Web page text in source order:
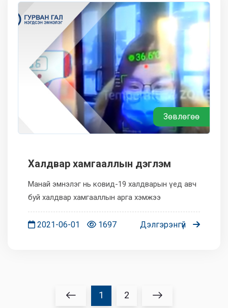
Зөвлөгөө
Халдвар хамгааллын дэглэм
Манай эмнэлэг нь ковид-19 халдварын үед авч
буй халдвар хамгааллын арга хэмжээ
2021-06-01 1697 Дэлгэрэнгүй
1 2